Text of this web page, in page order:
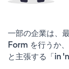
一部の企業は、
Form を行うか
と主張する「in